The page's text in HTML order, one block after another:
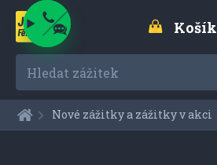
Košík
Hledat zážitek
Nové zážitky a zážitky v akci